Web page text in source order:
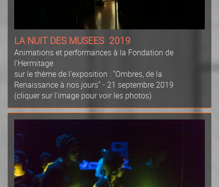
LA NUIT DES MUSEES 2019
Animations et performances à la Fondation de
l'Hermitage
sur le thème de l'exposition : "Ombres, de la
Renaissance à nos jours" - 21 septembre 2019
(cliquer sur l'image pour voir les photos)